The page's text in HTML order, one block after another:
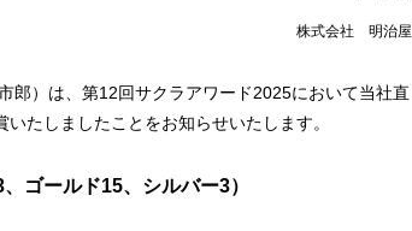
株式会社 明治屋
郎）は、第12回サクラアワード2025において当社直
たしましたことをお知らせいたします。
ゴールド15、シルバー3）